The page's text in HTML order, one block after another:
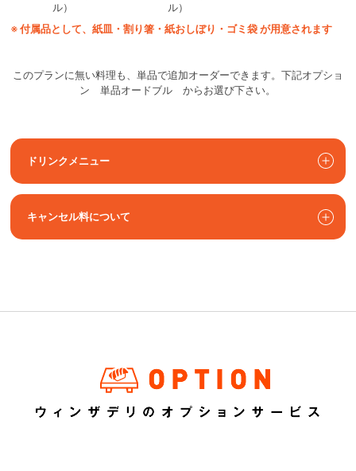
ル）
ル）
※ 付属品として、紙皿・割り箸・紙おしぼり・ゴミ袋 が用意されます
このプランに無い料理も、単品で追加オーダーできます。下記オプショ
ン 単品オードブル からお選び下さい。
ドリンクメニュー
キャンセル料について